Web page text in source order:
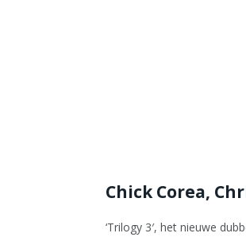
Chick Corea,
‘Trilogy 3′, het nieuwe